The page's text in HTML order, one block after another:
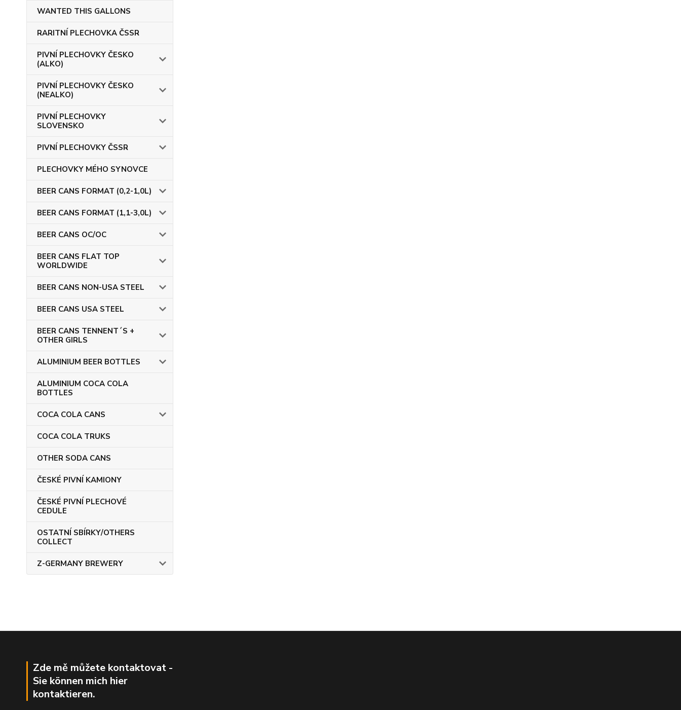
WANTED THIS GALLONS
RARITNÍ PLECHOVKA ČSSR
PIVNÍ PLECHOVKY ČESKO
(ALKO)
PIVNÍ PLECHOVKY ČESKO
(NEALKO)
PIVNÍ PLECHOVKY
SLOVENSKO
PIVNÍ PLECHOVKY ČSSR
PLECHOVKY MÉHO SYNOVCE
BEER CANS FORMAT (0,2-1,0L)
BEER CANS FORMAT (1,1-3,0L)
BEER CANS OC/OC
BEER CANS FLAT TOP
WORLDWIDE
BEER CANS NON-USA STEEL
BEER CANS USA STEEL
BEER CANS TENNENT´S +
OTHER GIRLS
ALUMINIUM BEER BOTTLES
ALUMINIUM COCA COLA
BOTTLES
COCA COLA CANS
COCA COLA TRUKS
OTHER SODA CANS
ČESKÉ PIVNÍ KAMIONY
ČESKÉ PIVNÍ PLECHOVÉ
CEDULE
OSTATNÍ SBÍRKY/OTHERS
COLLECT
Z-GERMANY BREWERY
Zde mě můžete kontaktovat -
Sie können mich hier
kontaktieren.